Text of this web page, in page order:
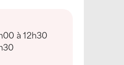
à 12h30